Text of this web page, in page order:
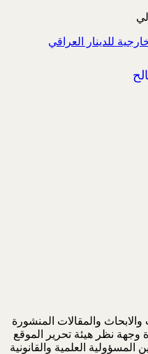
للدينار العراقي
والمقالات المنشورة
نظر هيئة تحرير الموقع
المسؤولية العلمية والقانونية